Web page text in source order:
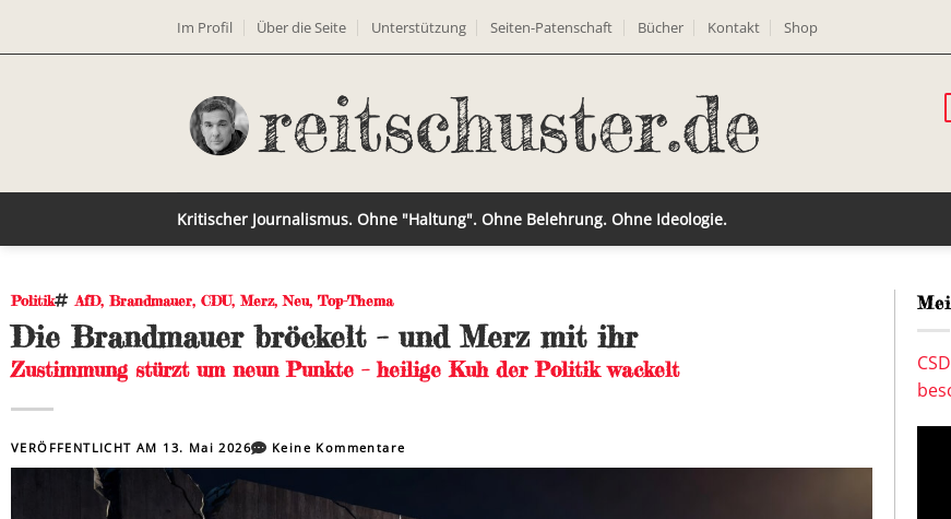
Im Profil Über die Seite Unterstützung Seiten-Patenschaft Bücher Kontakt Shop
Kritischer Journalismus. Ohne "Haltung". Ohne Belehrung. Ohne Ideologie.
Politik AfD, Brandmauer, CDU, Merz,Neu, Top-Thema
Die Brandmauer bröckelt – und Merz mit ihr
Zustimmung stürzt um neun Punkte – heilige Kuh der Politik wackelt
VERÖFFENTLICHT AM 13. Mai 2026 Keine Kommentare